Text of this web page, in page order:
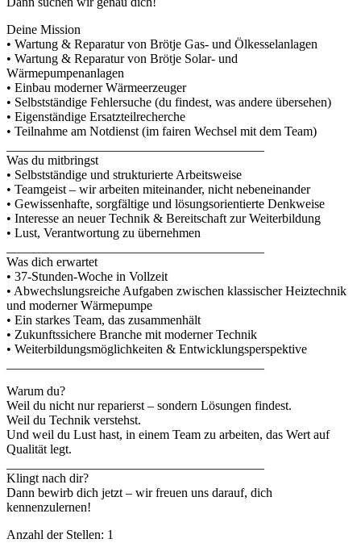
Deine Mission
• Wartung & Reparatur von Brötje Gas- und Ölkesselanlagen
• Wartung & Reparatur von Brötje Solar- und
Wärmepumpenanlagen
• Einbau moderner Wärmeerzeuger
• Selbstständige Fehlersuche (du findest, was andere übersehen)
• Eigenständige Ersatzteilrecherche
• Teilnahme am Notdienst (im fairen Wechsel mit dem Team)
Was du mitbringst
• Selbstständige und strukturierte Arbeitsweise
• Teamgeist – wir arbeiten miteinander, nicht nebeneinander
• Gewissenhafte, sorgfältige und lösungsorientierte Denkweise
• Interesse an neuer Technik & Bereitschaft zur Weiterbildung
• Lust, Verantwortung zu übernehmen
Was dich erwartet
• 37-Stunden-Woche in Vollzeit
• Abwechslungsreiche Aufgaben zwischen klassischer Heiztechnik
und moderner Wärmepumpe
• Ein starkes Team, das zusammenhält
• Zukunftssichere Branche mit moderner Technik
• Weiterbildungsmöglichkeiten & Entwicklungsperspektive
Warum du?
Weil du nicht nur reparierst – sondern Lösungen findest.
Weil du Technik verstehst.
Und weil du Lust hast, in einem Team zu arbeiten, das Wert auf
Qualität legt.
Klingt nach dir?
Dann bewirb dich jetzt – wir freuen uns darauf, dich
kennenzulernen!
Anzahl der Stellen: 1